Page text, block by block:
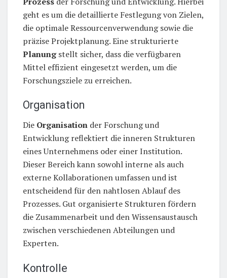
geht es um die detaillierte Festlegung von Zielen,
die optimale Ressourcenverwendung sowie die
präzise Projektplanung. Eine strukturierte
Planungstellt sicher, dass die verfügbaren
Mittel effizient eingesetzt werden, um die
Forschungsziele zu erreichen.
Organisation
Die Organisation der Forschung und
Entwicklung reflektiert die inneren Strukturen
eines Unternehmens oder einer Institution.
Dieser Bereich kann sowohl interne als auch
externe Kollaborationen umfassen und ist
entscheidend für den nahtlosen Ablauf des
Prozesses. Gut organisierte Strukturen fördern
die Zusammenarbeit und den Wissensaustausch
zwischen verschiedenen Abteilungen und
Experten.
Kontrolle